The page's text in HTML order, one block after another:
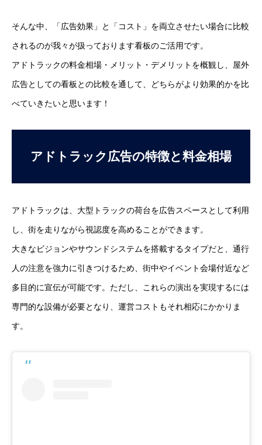
そんな中、「広告効果」と「コスト」を両立させたい場合に比較
されるのが我々が扱っております看板のご活用です。
アドトラックの料金相場・メリット・デメリットを概観し、屋外
広告としての看板との比較を通して、どちらがより効果的かを比
べていきたいと思います！
アドトラック広告の特徴と料金相場
アドトラックは、大型トラックの荷台を広告スペースとして利用
し、街を走りながら視認度を高めることができます。
大きなビジョンやサウンドシステムを搭載するタイプだと、通行
人の注意を強力に引きつけるため、街中やイベント会場付近など
多目的に宣伝が可能です。ただし、これらの演出を実現するには
専門的な設備が必要となり、運営コストもそれ相応にかかりま
す。